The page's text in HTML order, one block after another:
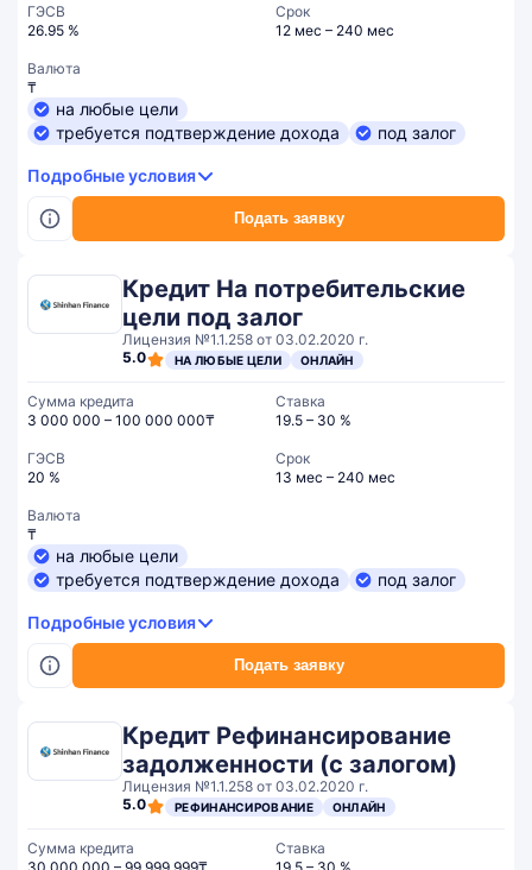
Подать заявку
ГЭСВ
26.95 %
Срок
12 мес – 240 мес
Валюта
₸
на любые цели
требуется подтверждение дохода
под залог
Подробные условия
Кредит На потребительские
цели под залог
Лицензия №1.1.258 от 03.02.2020 г.
5.0
НА ЛЮБЫЕ ЦЕЛИ ОНЛАЙН
Подать заявку
Сумма кредита
3 000 000 – 100 000 000₸
Ставка
19.5 – 30 %
ГЭСВ
20 %
Срок
13 мес – 240 мес
Валюта
₸
на любые цели
требуется подтверждение дохода
под залог
Подробные условия
Кредит Рефинансирование
задолженности (с залогом)
Лицензия №1.1.258 от 03.02.2020 г.
5.0
РЕФИНАНСИРОВАНИЕ ОНЛАЙН
Сумма кредита
Ставка